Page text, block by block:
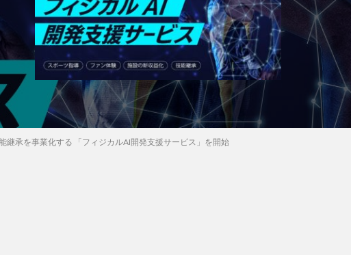
継承を事業化する 「フィジカルAI開発支援サービス」を開始